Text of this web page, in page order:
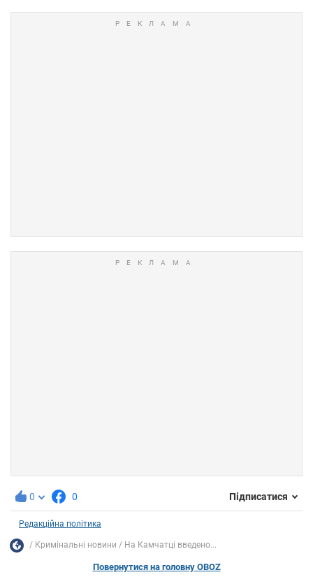
0 0 Підписатися
Редакційна політика
Кримінальні новини На Камчатці введено...
Повернутися на головну OBOZ